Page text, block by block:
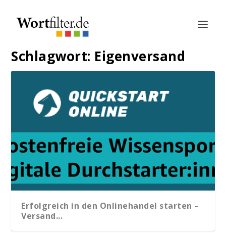
Schlagwort: Eigenversand
Erfolgreich in den Onlinehandel starten –
Versand...